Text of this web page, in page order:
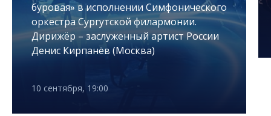
буровая» в исполнении Симфонического
оркестра Сургутской филармонии.
Дирижёр – заслуженный артист России
Денис Кирпанёв (Москва)
10 сентября, 19:00